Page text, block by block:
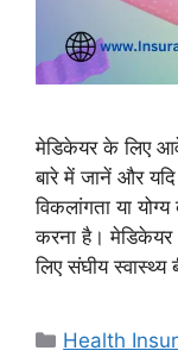
मेडिकेयर के लिए
बारे में जानें और
विकलांगता या
करना है।
लिए संघीय स्वास्थ्य
Categories
Health